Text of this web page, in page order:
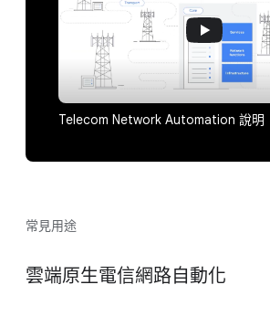
Telecom Network Automation 說明
常見用途
雲端原生電信網路自動化